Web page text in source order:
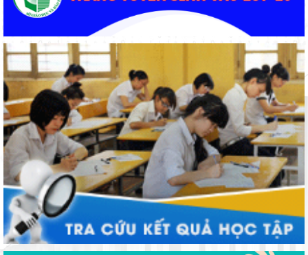
phòng, chống đuối nước và sơ cấp cứu cho thanh thiếu nhi
Đẩy mạnh truyền thông về giáo dục nghề nghiệp trong toàn
ngành năm 2026
Khát khao thay đổi cuộc sống bằng con đường học tập